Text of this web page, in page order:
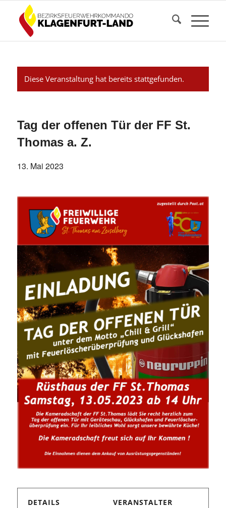
Diese Veranstaltung hat bereits stattgefunden.
Tag der offenen Tür der FF St.
Thomas a. Z.
13. Mai 2023
DETAILS VERANSTALTER